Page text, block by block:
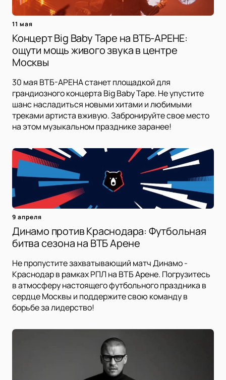
11 мая
Концерт Big Baby Tape на ВТБ-АРЕНЕ:
ощути мощь живого звука в центре
Москвы
30 мая ВТБ-АРЕНА станет площадкой для
грандиозного концерта Big Baby Tape. Не упустите
шанс насладиться новыми хитами и любимыми
треками артиста вживую. Забронируйте свое место
на этом музыкальном празднике заранее!
9 апреля
Динамо против Краснодара: Футбольная
битва сезона на ВТБ Арене
Не пропустите захватывающий матч Динамо -
Краснодар в рамках РПЛ на ВТБ Арене. Погрузитесь
в атмосферу настоящего футбольного праздника в
сердце Москвы и поддержите свою команду в
борьбе за лидерство!